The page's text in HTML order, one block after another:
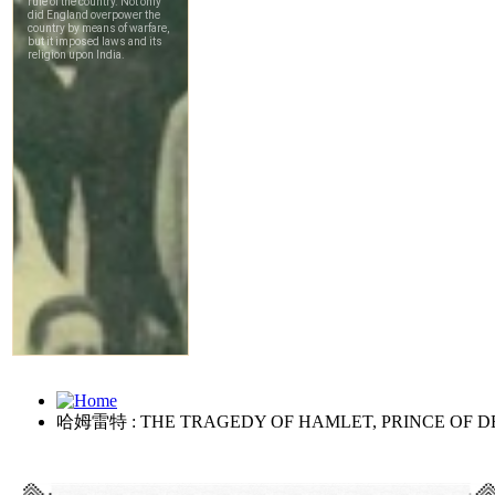
哈姆雷特 : THE TRAGEDY OF HAMLET, PRINCE OF